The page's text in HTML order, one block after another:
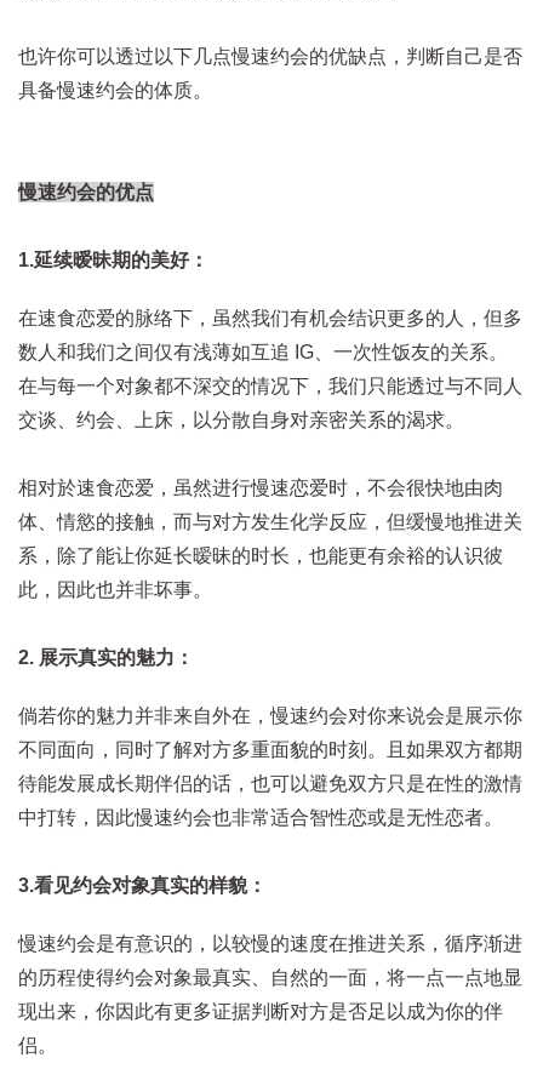
也许你可以透过以下几点慢速约会的优缺点，判断自己是否
具备慢速约会的体质。
慢速约会的优点
1.延续暧昧期的美好：
在速食恋爱的脉络下，虽然我们有机会结识更多的人，但多
数人和我们之间仅有浅薄如互追 IG、一次性饭友的关系。
在与每一个对象都不深交的情况下，我们只能透过与不同人
交谈、约会、上床，以分散自身对亲密关系的渴求。
相对於速食恋爱，虽然进行慢速恋爱时，不会很快地由肉
体、情慾的接触，而与对方发生化学反应，但缓慢地推进关
系，除了能让你延长暧昧的时长，也能更有余裕的认识彼
此，因此也并非坏事。
2. 展示真实的魅力：
倘若你的魅力并非来自外在，慢速约会对你来说会是展示你
不同面向，同时了解对方多重面貌的时刻。且如果双方都期
待能发展成长期伴侣的话，也可以避免双方只是在性的激情
中打转，因此慢速约会也非常适合智性恋或是无性恋者。
3.看见约会对象真实的样貌：
慢速约会是有意识的，以较慢的速度在推进关系，循序渐进
的历程使得约会对象最真实、自然的一面，将一点一点地显
现出来，你因此有更多证据判断对方是否足以成为你的伴
侣。